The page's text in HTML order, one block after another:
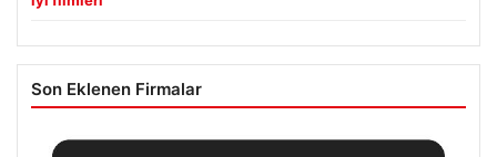
Son Eklenen Firmalar